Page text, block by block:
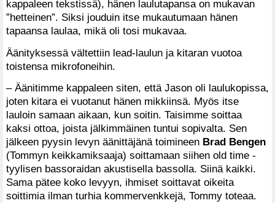
kappaleen tekstissä), hänen laulutapansa on mukavan
”hetteinen”. Siksi jouduin itse mukautumaan hänen
tapaansa laulaa, mikä oli tosi mukavaa.
Äänityksessä vältettiin lead-laulun ja kitaran vuotoa
toistensa mikrofoneihin.
– Äänitimme kappaleen siten, että Jason oli laulukopissa,
joten kitara ei vuotanut hänen mikkiinsä. Myös itse
lauloin samaan aikaan, kun soitin. Taisimme soittaa
kaksi ottoa, joista jälkimmäinen tuntui sopivalta. Sen
jälkeen pyysin levyn äänittäjänä toimineen Brad Bengen
(Tommyn keikkamiksaaja) soittamaan siihen old time -
tyylisen bassoraidan akustisella bassolla. Siinä kaikki.
Sama pätee koko levyyn, ihmiset soittavat oikeita
soittimia ilman turhia kommervenkkejä, Tommy toteaa.